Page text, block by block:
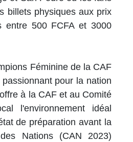
billets physiques aux prix
entre 500 FCFA et 3000
Féminine de la CAF
pour la nation
à la CAF et au Comité
l'environnement idéal
de préparation avant la
Nations (CAN 2023)